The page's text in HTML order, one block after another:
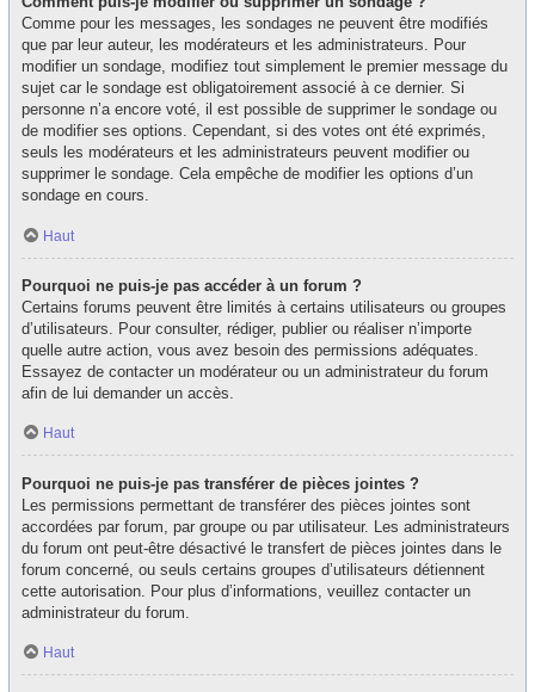
Comme pour les messages, les sondages ne peuvent être modifiés
que par leur auteur, les modérateurs et les administrateurs. Pour
modifier un sondage, modifiez tout simplement le premier message du
sujet car le sondage est obligatoirement associé à ce dernier. Si
personne n’a encore voté, il est possible de supprimer le sondage ou
de modifier ses options. Cependant, si des votes ont été exprimés,
seuls les modérateurs et les administrateurs peuvent modifier ou
supprimer le sondage. Cela empêche de modifier les options d’un
sondage en cours.
Haut
Pourquoi ne puis-je pas accéder à un forum ?
Certains forums peuvent être limités à certains utilisateurs ou groupes
d’utilisateurs. Pour consulter, rédiger, publier ou réaliser n’importe
quelle autre action, vous avez besoin des permissions adéquates.
Essayez de contacter un modérateur ou un administrateur du forum
afin de lui demander un accès.
Haut
Pourquoi ne puis-je pas transférer de pièces jointes ?
Les permissions permettant de transférer des pièces jointes sont
accordées par forum, par groupe ou par utilisateur. Les administrateurs
du forum ont peut-être désactivé le transfert de pièces jointes dans le
forum concerné, ou seuls certains groupes d’utilisateurs détiennent
cette autorisation. Pour plus d’informations, veuillez contacter un
administrateur du forum.
Haut